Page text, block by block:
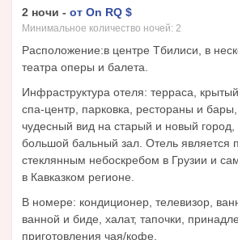
2 ночи - от On RQ $
Минимальное количество ночей: 2
Расположение:в центре Тбилиси, в
театра оперы и балета.
Инфраструктура отеля: терраса,
спа-центр, парковка, рестораны и бары,
чудесный вид на старый и новый город,
большой бальный зал. Отель является
стеклянным небоскребом в Грузии и
в Кавказком регионе.
В номере: кондиционер, телевизор,
ванной и биде, халат, тапочки,
приготовления чая/кофе.